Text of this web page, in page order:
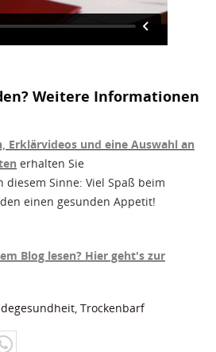
Weitere Informationen
Erklärvideos und eine Auswahl an
erhalten Sie
Sinne: Viel Spaß beim
einen gesunden Appetit!
Blog lesen? Hier geht's zur
Trockenbarf